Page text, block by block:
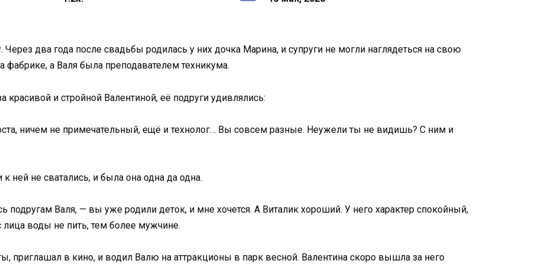
два года после свадьбы родилась у них дочка Марина, и супруги не могли наглядеться на свою
фабрике, а Валя была преподавателем техникума.
красивой и стройной Валентиной, её подруги удивлялись:
ничем не примечательный, ещё и технолог… Вы совсем разные. Неужели ты не видишь? С ним и
ней не сватались, и была она одна да одна.
подругам Валя, — вы уже родили деток, и мне хочется. А Виталик хороший. У него характер спокойный,
воды не пить, тем более мужчине.
приглашал в кино, и водил Валю на аттракционы в парк весной. Валентина скоро вышла за него